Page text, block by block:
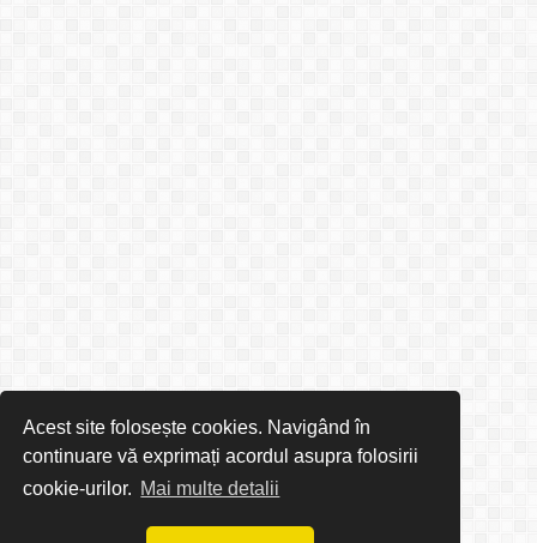
Acest site folosește cookies. Navigând în
continuare vă exprimați acordul asupra folosirii
cookie-urilor. Mai multe detalii